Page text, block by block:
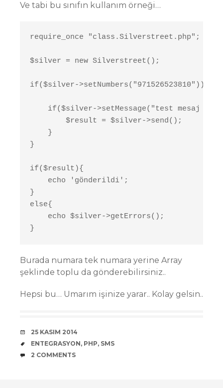
Ve tabi bu sınıfın kullanım örneği…
require_once "class.Silverstreet.php";
$silver = new Silverstreet();
if($silver->setNumbers("971526523810")){
if($silver->setMessage("test mesaj
        $result = $silver->send();
    }
}
if($result){
    echo 'gönderildi';
}
else{
    echo $silver->getErrors();
}
Burada numara tek numara yerine Array
şeklinde toplu da gönderebilirsiniz..
Hepsi bu… Umarım işinize yarar.. Kolay gelsin..
DATE
25 KASIM 2014
TAGS
ENTEGRASYON, PHP, SMS
COMMENTS
2 COMMENTS